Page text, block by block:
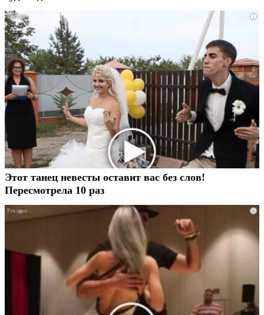
i
Этот танец невесты оставит вас без слов!
Пересмотрела 10 раз
i